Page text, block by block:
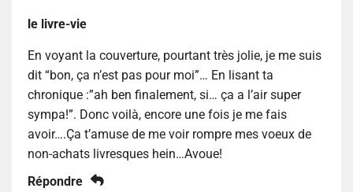
le livre-vie
En voyant la couverture, pourtant très jolie, je me suis
dit “bon, ça n’est pas pour moi”… En lisant ta
chronique :”ah ben finalement, si… ça a l’air super
sympa!”. Donc voilà, encore une fois je me fais
avoir….Ça t’amuse de me voir rompre mes voeux de
non-achats livresques hein…Avoue!
Répondre